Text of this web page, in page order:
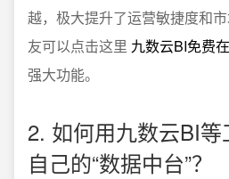
越，极大提升了运营敏捷度和
友可以点击这里 九数云BI免费
强大功能。
2. 如何用九数云BI
自己的“数据中台”？